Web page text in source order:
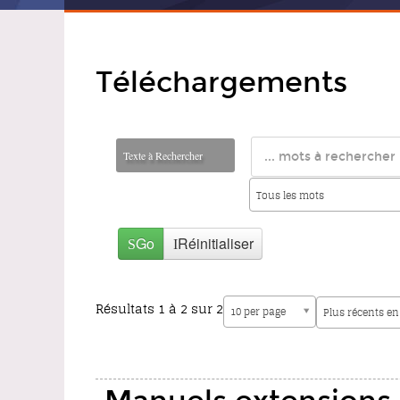
Téléchargements
Texte à Rechercher
Tous les mots
Go Réinitialiser
Résultats 1 à 2 sur 2 10 per page Plus récents